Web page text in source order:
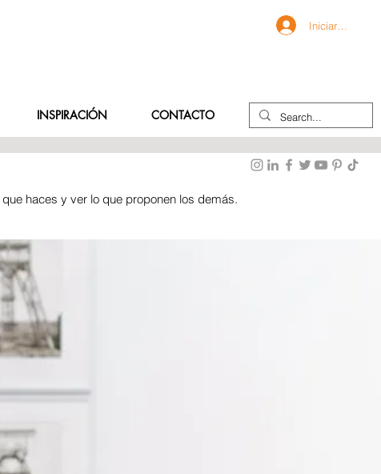
INSPIRACIÓN CONTACTO
Iniciar sesión
haces y ver lo que proponen los demás.